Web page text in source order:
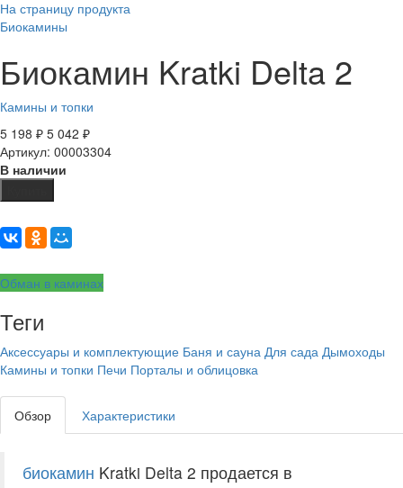
На страницу продукта
Биокамины
Биокамин Kratki Delta 2
Камины и топки
5 198 ₽ 5 042 ₽
Артикул: 00003304
В наличии
Обман в каминах
Теги
Аксессуары и комплектующие Баня и сауна Для сада Дымоходы
Камины и топки Печи Порталы и облицовка
Обзор Характеристики
биокамин Kratki Delta 2 продается в